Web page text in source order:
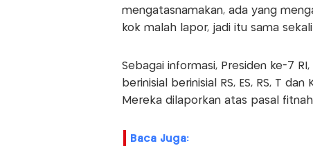
mengatasnamakan, ada yang
kok malah lapor, jadi itu sama
Sebagai informasi, Presiden ke-7
berinisial berinisial RS, ES, RS, T
Mereka dilaporkan atas pasal
Baca Juga: